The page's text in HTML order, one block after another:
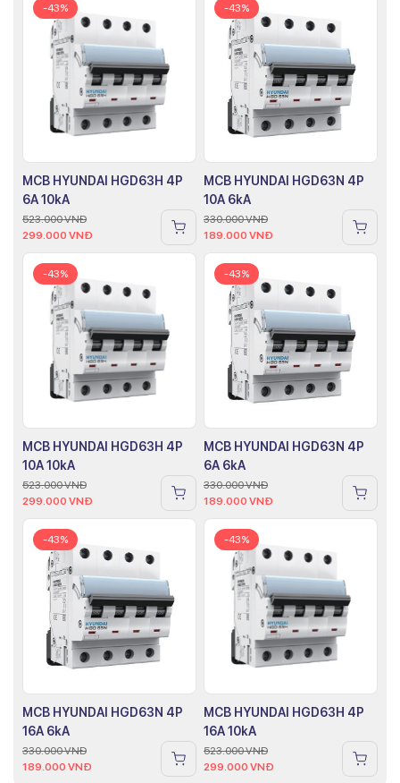
-43%
MCB HYUNDAI HGD63H 4P
6A 10kA
523.000VNĐ
299.000 VNĐ
-43%
MCB HYUNDAI HGD63N 4P
10A 6kA
330.000VNĐ
189.000 VNĐ
-43%
MCB HYUNDAI HGD63H 4P
10A 10kA
523.000VNĐ
299.000 VNĐ
-43%
MCB HYUNDAI HGD63N 4P
6A 6kA
330.000VNĐ
189.000 VNĐ
-43%
MCB HYUNDAI HGD63N 4P
16A 6kA
330.000VNĐ
189.000 VNĐ
-43%
MCB HYUNDAI HGD63H 4P
16A 10kA
523.000VNĐ
299.000 VNĐ